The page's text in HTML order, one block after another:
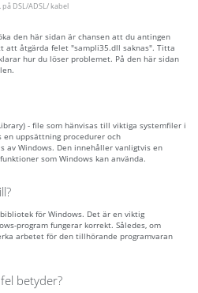
DSL/ADSL/ kabel
den här sidan är chansen att du antingen
åtgärda felet "sampli35.dll saknas". Titta
hur du löser problemet. På den här sidan
- file som hänvisas till viktiga systemfiler i
en uppsättning procedurer och
av Windows. Den innehåller vanligtvis en
som Windows kan använda.
för Windows. Det är en viktig
program fungerar korrekt. Således, om
arbetet för den tillhörande programvaran
betyder?